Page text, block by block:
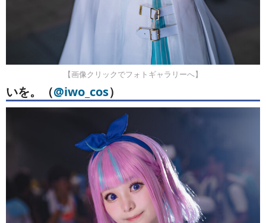
【画像クリックでフォトギャラリーへ】
いを。（@iwo_cos）